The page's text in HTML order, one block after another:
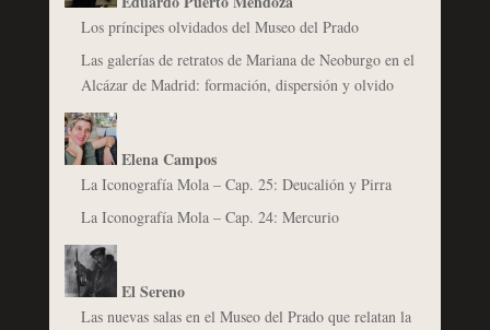
Los príncipes olvidados del Museo del Prado
Las galerías de retratos de Mariana de Neoburgo en el
Alcázar de Madrid: formación, dispersión y olvido
Elena Campos
La Iconografía Mola – Cap. 25: Deucalión y Pirra
La Iconografía Mola – Cap. 24: Mercurio
El Sereno
Las nuevas salas en el Museo del Prado que relatan la